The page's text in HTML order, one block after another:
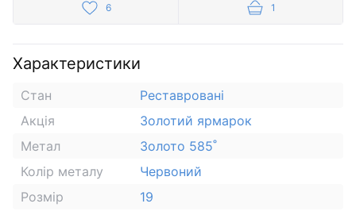
6 1
Характеристики
Стан
Реставровані
Акція
Золотий ярмарок
Метал
Золото 585˚
Колір металу
Червоний
Розмір
19